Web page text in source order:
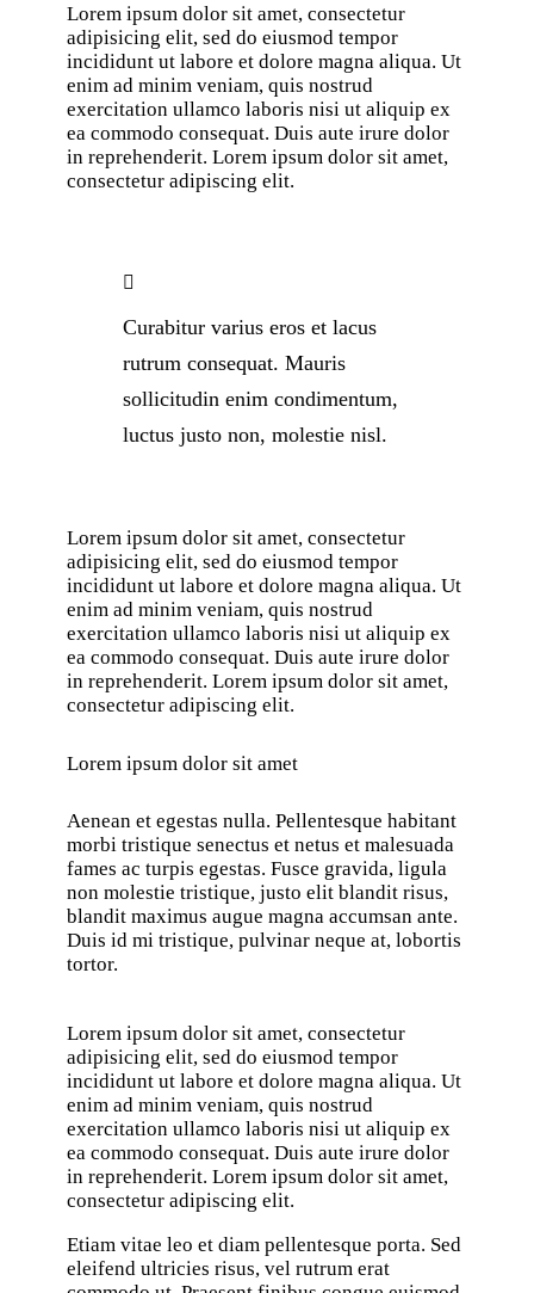
Lorem ipsum dolor sit amet, consectetur
adipisicing elit, sed do eiusmod tempor
incididunt ut labore et dolore magna aliqua. Ut
enim ad minim veniam, quis nostrud
exercitation ullamco laboris nisi ut aliquip ex
ea commodo consequat. Duis aute irure dolor
in reprehenderit. Lorem ipsum dolor sit amet,
consectetur adipiscing elit.
Curabitur varius eros et lacus
rutrum consequat. Mauris
sollicitudin enim condimentum,
luctus justo non, molestie nisl.
Lorem ipsum dolor sit amet, consectetur
adipisicing elit, sed do eiusmod tempor
incididunt ut labore et dolore magna aliqua. Ut
enim ad minim veniam, quis nostrud
exercitation ullamco laboris nisi ut aliquip ex
ea commodo consequat. Duis aute irure dolor
in reprehenderit. Lorem ipsum dolor sit amet,
consectetur adipiscing elit.
Lorem ipsum dolor sit amet
Aenean et egestas nulla. Pellentesque habitant
morbi tristique senectus et netus et malesuada
fames ac turpis egestas. Fusce gravida, ligula
non molestie tristique, justo elit blandit risus,
blandit maximus augue magna accumsan ante.
Duis id mi tristique, pulvinar neque at, lobortis
tortor.
Lorem ipsum dolor sit amet, consectetur
adipisicing elit, sed do eiusmod tempor
incididunt ut labore et dolore magna aliqua. Ut
enim ad minim veniam, quis nostrud
exercitation ullamco laboris nisi ut aliquip ex
ea commodo consequat. Duis aute irure dolor
in reprehenderit. Lorem ipsum dolor sit amet,
consectetur adipiscing elit.
Etiam vitae leo et diam pellentesque porta. Sed
eleifend ultricies risus, vel rutrum erat